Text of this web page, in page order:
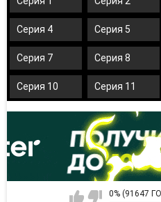
Серия 4 Серия 5
Серия 7 Серия 8
Серия 10 Серия 11
0% (91647